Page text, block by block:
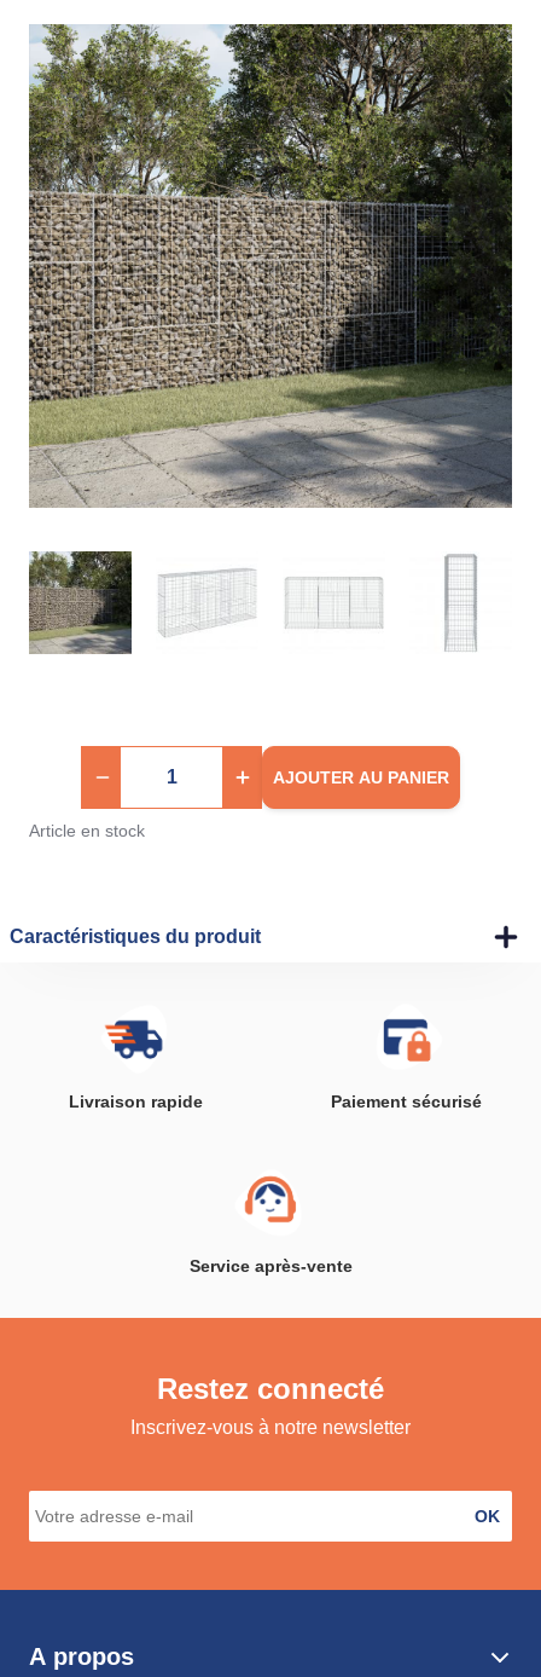
AJOUTER AU PANIER
Article en stock
Caractéristiques du produit
Livraison rapide Paiement sécurisé
Service après-vente
Restez connecté
Inscrivez-vous à notre newsletter
OK
A propos